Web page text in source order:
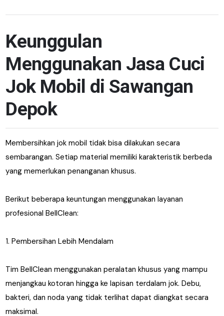
Keunggulan
Menggunakan Jasa Cuci
Jok Mobil di Sawangan
Depok
Membersihkan jok mobil tidak bisa dilakukan secara
sembarangan. Setiap material memiliki karakteristik berbeda
yang memerlukan penanganan khusus.
Berikut beberapa keuntungan menggunakan layanan
profesional BellClean:
1. Pembersihan Lebih Mendalam
Tim BellClean menggunakan peralatan khusus yang mampu
menjangkau kotoran hingga ke lapisan terdalam jok. Debu,
bakteri, dan noda yang tidak terlihat dapat diangkat secara
maksimal.